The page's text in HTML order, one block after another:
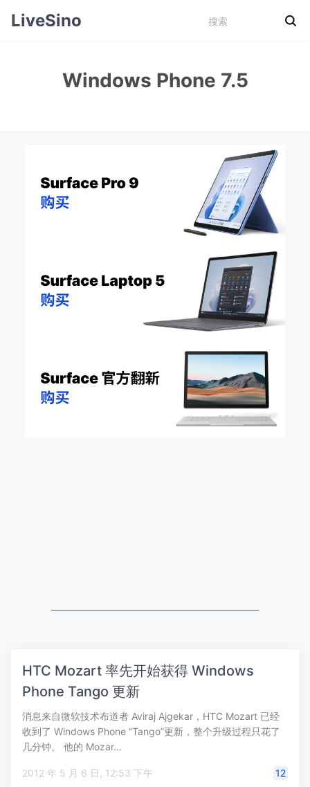
LiveSino
Windows Phone 7.5
HTC Mozart 率先开始获得 Windows
Phone Tango 更新
消息来自微软技术布道者 Aviraj Ajgekar，HTC Mozart 已经
收到了 Windows Phone “Tango”更新，整个升级过程只花了
几分钟。 他的 Mozar…
2012 年 5 月 6 日, 12:53 下午 12